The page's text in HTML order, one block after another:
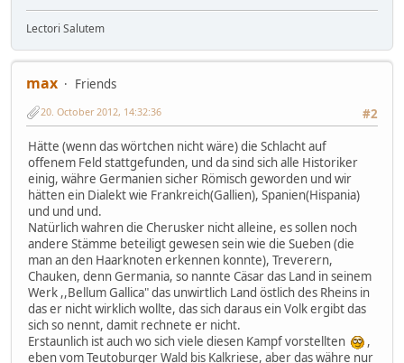
Lectori Salutem
max
Friends
#2
20. October 2012, 14:32:36
Hätte (wenn das wörtchen nicht wäre) die Schlacht auf
offenem Feld stattgefunden, und da sind sich alle Historiker
einig, währe Germanien sicher Römisch geworden und wir
hätten ein Dialekt wie Frankreich(Gallien), Spanien(Hispania)
und und und.
Natürlich wahren die Cherusker nicht alleine, es sollen noch
andere Stämme beteiligt gewesen sein wie die Sueben (die
man an den Haarknoten erkennen konnte), Treverern,
Chauken, denn Germania, so nannte Cäsar das Land in seinem
Werk ,,Bellum Gallica" das unwirtlich Land östlich des Rheins in
das er nicht wirklich wollte, das sich daraus ein Volk ergibt das
sich so nennt, damit rechnete er nicht.
Erstaunlich ist auch wo sich viele diesen Kampf vorstellten
,
eben vom Teutoburger Wald bis Kalkriese, aber das währe nur